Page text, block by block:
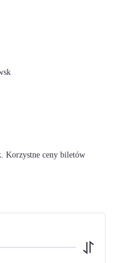
Korzystne ceny biletów